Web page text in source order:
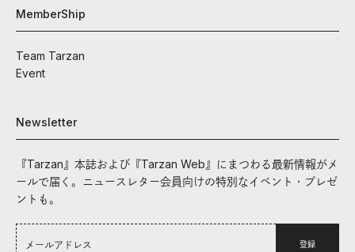
MemberShip
Team Tarzan
Event
Newsletter
『Tarzan』本誌および『Tarzan Web』にまつわる最新情報がメ
ールで届く。ニュースレター会員向けの特別なイベント・プレゼ
ントも。
登録